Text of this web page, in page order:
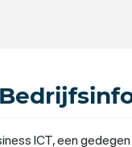
ICT, een